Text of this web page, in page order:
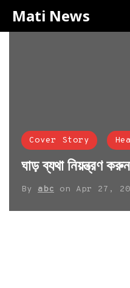
Mati News
Cover Story
ঘাড় ব্যথা নিয়ন্ত্রণ
By abc on Apr 27,